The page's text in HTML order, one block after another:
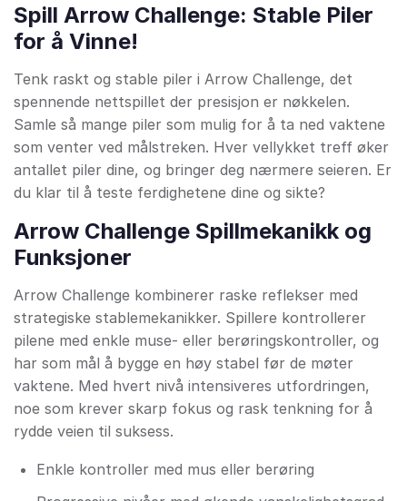
Spill Arrow Challenge: Stable Piler
for å Vinne!
Tenk raskt og stable piler i Arrow Challenge, det
spennende nettspillet der presisjon er nøkkelen.
Samle så mange piler som mulig for å ta ned vaktene
som venter ved målstreken. Hver vellykket treff øker
antallet piler dine, og bringer deg nærmere seieren. Er
du klar til å teste ferdighetene dine og sikte?
Arrow Challenge Spillmekanikk og
Funksjoner
Arrow Challenge kombinerer raske reflekser med
strategiske stablemekanikker. Spillere kontrollerer
pilene med enkle muse- eller berøringskontroller, og
har som mål å bygge en høy stabel før de møter
vaktene. Med hvert nivå intensiveres utfordringen,
noe som krever skarp fokus og rask tenkning for å
rydde veien til suksess.
Enkle kontroller med mus eller berøring